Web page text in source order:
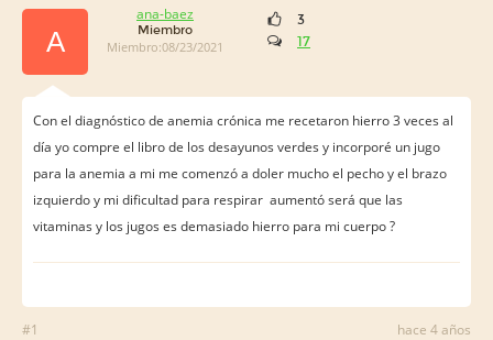
A
ana-baez
Miembro
Miembro:08/23/2021
3
17
Con el diagnóstico de anemia crónica me recetaron hierro 3 veces al
día yo compre el libro de los desayunos verdes y incorporé un jugo
para la anemia a mi me comenzó a doler mucho el pecho y el brazo
izquierdo y mi dificultad para respirar aumentó será que las
vitaminas y los jugos es demasiado hierro para mi cuerpo ?
#1 hace 4 años